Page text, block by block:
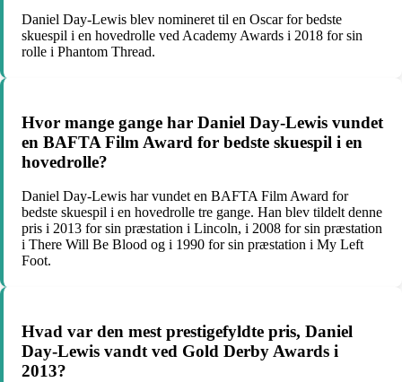
Daniel Day-Lewis blev nomineret til en Oscar for bedste
skuespil i en hovedrolle ved Academy Awards i 2018 for sin
rolle i Phantom Thread.
Hvor mange gange har Daniel Day-Lewis vundet
en BAFTA Film Award for bedste skuespil i en
hovedrolle?
Daniel Day-Lewis har vundet en BAFTA Film Award for
bedste skuespil i en hovedrolle tre gange. Han blev tildelt denne
pris i 2013 for sin præstation i Lincoln, i 2008 for sin præstation
i There Will Be Blood og i 1990 for sin præstation i My Left
Foot.
Hvad var den mest prestigefyldte pris, Daniel
Day-Lewis vandt ved Gold Derby Awards i
2013?